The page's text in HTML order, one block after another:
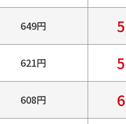
649円
621円
608円